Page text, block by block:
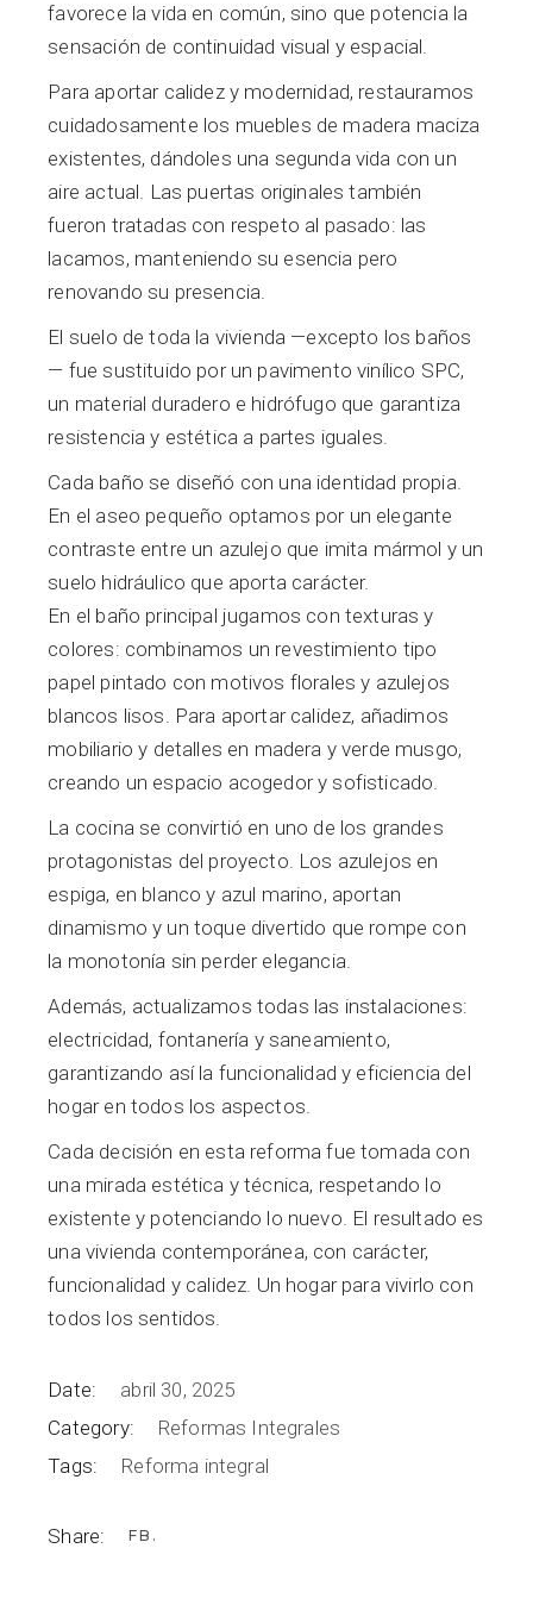
favorece la vida en común, sino que potencia la
sensación de continuidad visual y espacial.
Para aportar calidez y modernidad, restauramos
cuidadosamente los muebles de madera maciza
existentes, dándoles una segunda vida con un
aire actual. Las puertas originales también
fueron tratadas con respeto al pasado: las
lacamos, manteniendo su esencia pero
renovando su presencia.
El suelo de toda la vivienda —excepto los baños
— fue sustituido por un pavimento vinílico SPC,
un material duradero e hidrófugo que garantiza
resistencia y estética a partes iguales.
Cada baño se diseñó con una identidad propia.
En el aseo pequeño optamos por un elegante
contraste entre un azulejo que imita mármol y un
suelo hidráulico que aporta carácter.
En el baño principal jugamos con texturas y
colores: combinamos un revestimiento tipo
papel pintado con motivos florales y azulejos
blancos lisos. Para aportar calidez, añadimos
mobiliario y detalles en madera y verde musgo,
creando un espacio acogedor y sofisticado.
La cocina se convirtió en uno de los grandes
protagonistas del proyecto. Los azulejos en
espiga, en blanco y azul marino, aportan
dinamismo y un toque divertido que rompe con
la monotonía sin perder elegancia.
Además, actualizamos todas las instalaciones:
electricidad, fontanería y saneamiento,
garantizando así la funcionalidad y eficiencia del
hogar en todos los aspectos.
Cada decisión en esta reforma fue tomada con
una mirada estética y técnica, respetando lo
existente y potenciando lo nuevo. El resultado es
una vivienda contemporánea, con carácter,
funcionalidad y calidez. Un hogar para vivirlo con
todos los sentidos.
Date:
abril 30, 2025
Category:
Reformas Integrales
Tags:
Reforma integral
Share: FB